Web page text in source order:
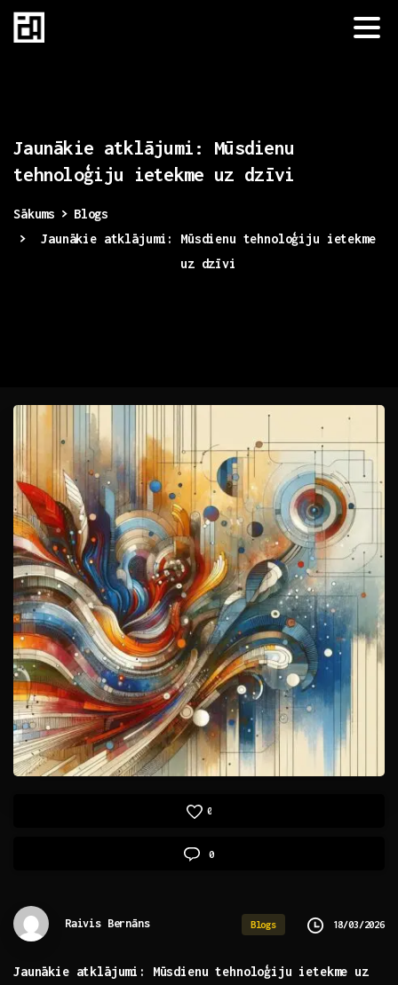
Jaunākie atklājumi:
Mūsdienu
tehnoloģiju
ietekme uz dzīvi
Sākums
Blogs
Jaunākie atklājumi: Mūsdienu tehnoloģiju ietekme
uz dzīvi
0
0
Raivis Bernāns Blogs 18/03/2026
Jaunākie atklājumi: Mūsdienu tehnoloģiju ietekme uz